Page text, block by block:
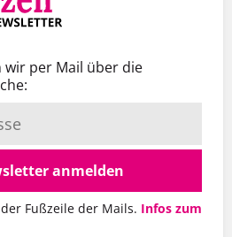
per Mail über die
anmelden
Fußzeile der Mails. Infos zum